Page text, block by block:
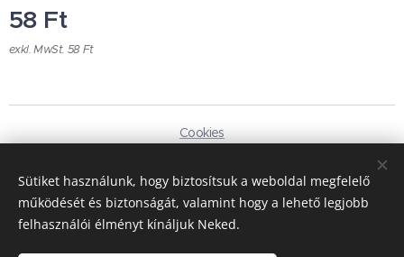
58Ft
exkl. MwSt. 58 Ft
Cookies
Magyar
Deutsch
Währung
HUF Ft
EUR €
Sütiket használunk, hogy biztosítsuk a weboldal megfelelő
működését és biztonságát, valamint hogy a lehető legjobb
felhasználói élményt kínáljuk Neked.